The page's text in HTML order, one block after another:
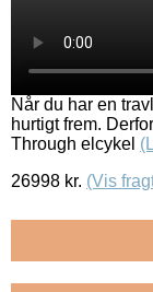
Når du har en
hurtigt frem.
Through elcykel
26998 kr. (Vis